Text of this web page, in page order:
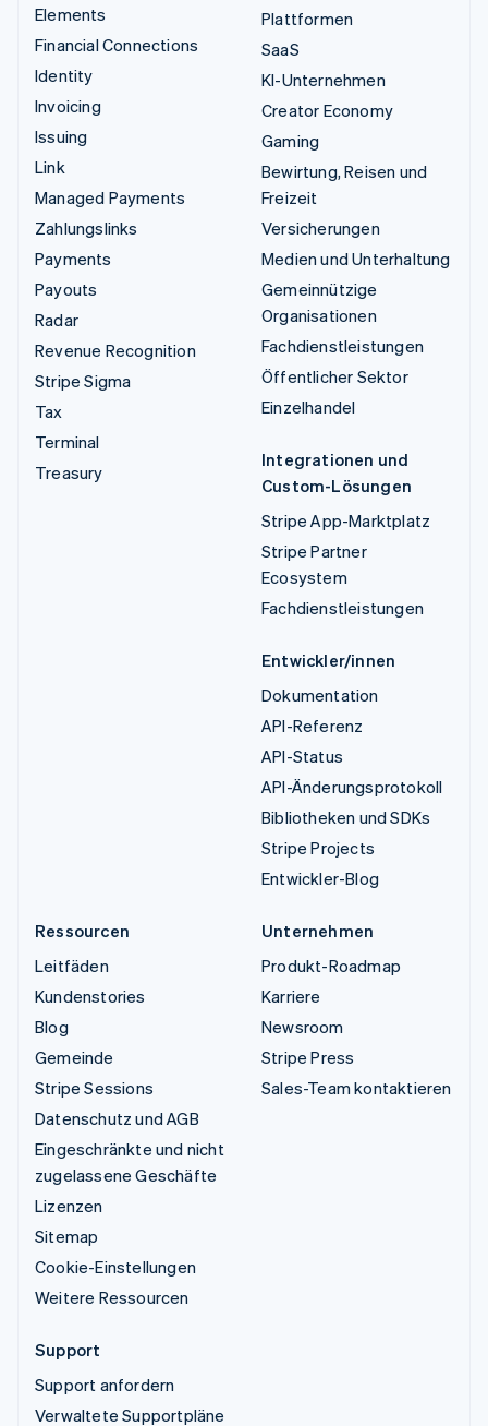
Elements
Financial Connections
Identity
Invoicing
Issuing
Link
Managed Payments
Zahlungslinks
Payments
Payouts
Radar
Revenue Recognition
Stripe Sigma
Tax
Terminal
Treasury
Plattformen
SaaS
KI-Unternehmen
Creator Economy
Gaming
Bewirtung, Reisen und
Freizeit
Versicherungen
Medien und Unterhaltung
Gemeinnützige
Organisationen
Fachdienstleistungen
Öffentlicher Sektor
Einzelhandel
Integrationen und
Custom-Lösungen
Stripe App-Marktplatz
Stripe Partner
Ecosystem
Fachdienstleistungen
Entwickler/innen
Dokumentation
API-Referenz
API-Status
API-Änderungsprotokoll
Bibliotheken und SDKs
Stripe Projects
Entwickler-Blog
Ressourcen
Leitfäden
Kundenstories
Blog
Gemeinde
Stripe Sessions
Datenschutz und AGB
Eingeschränkte und nicht
zugelassene Geschäfte
Lizenzen
Sitemap
Cookie-Einstellungen
Weitere Ressourcen
Unternehmen
Produkt-Roadmap
Karriere
Newsroom
Stripe Press
Sales-Team kontaktieren
Support
Support anfordern
Verwaltete Supportpläne